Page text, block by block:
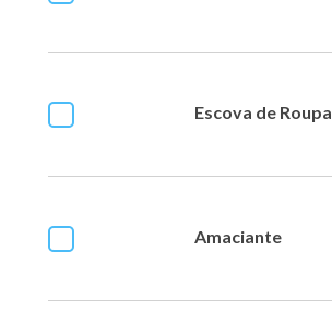
Escova de Roupa
Amaciante